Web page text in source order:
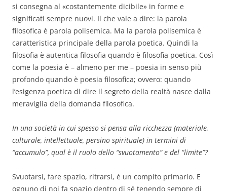
si consegna al «costantemente dicibile» in forme e
significati sempre nuovi. Il che vale a dire: la parola
filosofica è parola polisemica. Ma la parola polisemica è
caratteristica principale della parola poetica. Quindi la
filosofia è autentica filosofia quando è filosofia poetica. Così
come la poesia è – almeno per me – poesia in senso più
profondo quando è poesia filosofica; ovvero: quando
l’esigenza poetica di dire il segreto della realtà nasce dalla
meraviglia della domanda filosofica.
In una società in cui spesso si pensa alla ricchezza (materiale,
culturale, intellettuale, persino spirituale) in termini di
“accumulo”, qual è il ruolo dello “svuotamento” e del “limite”?
Svuotarsi, fare spazio, ritrarsi, è un compito primario. E
ognuno di noi fa spazio dentro di sé tenendo sempre di